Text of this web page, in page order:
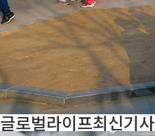
글로벌라이프최신기사